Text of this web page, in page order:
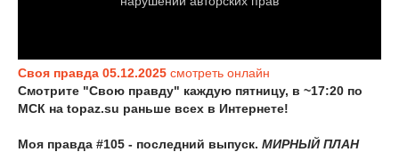
Своя правда 05.12.2025 смотреть онлайн
Смотрите "Свою правду" каждую пятницу, в ~17:20 по
МСК на topaz.su раньше всех в Интернете!
Моя правда #105 - последний выпуск. МИРНЫЙ ПЛАН